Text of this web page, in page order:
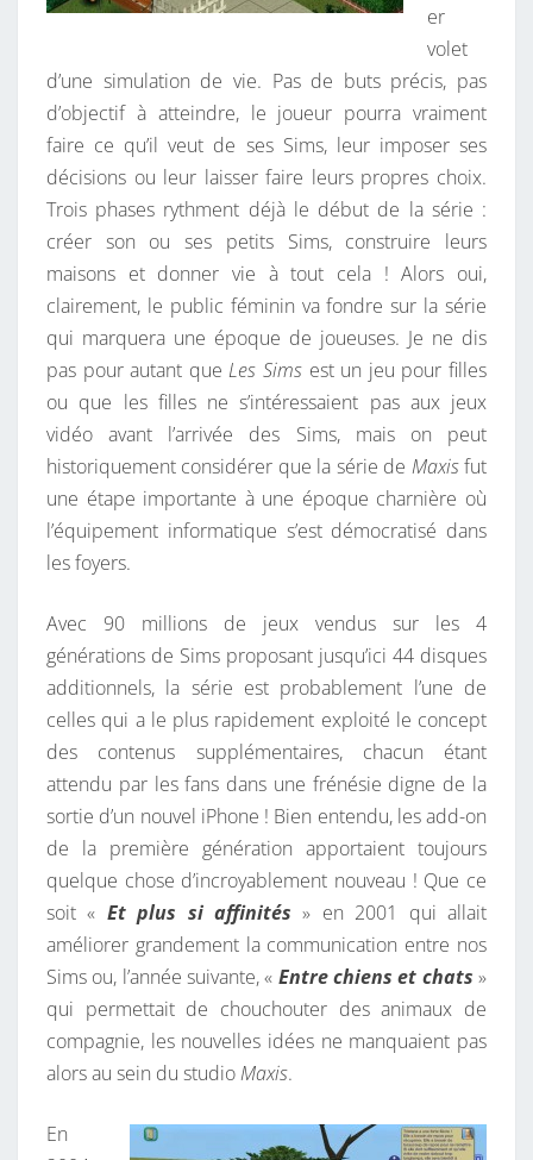
er
volet
d’une simulation de vie. Pas de buts précis, pas
d’objectif à atteindre, le joueur pourra vraiment
faire ce qu’il veut de ses Sims, leur imposer ses
décisions ou leur laisser faire leurs propres choix.
Trois phases rythment déjà le début de la série :
créer son ou ses petits Sims, construire leurs
maisons et donner vie à tout cela ! Alors oui,
clairement, le public féminin va fondre sur la série
qui marquera une époque de joueuses. Je ne dis
pas pour autant queLes Sims est un jeu pour filles
ou que les filles ne s’intéressaient pas aux jeux
vidéo avant l’arrivée des Sims, mais on peut
historiquement considérer que la série de Maxisfut
une étape importante à une époque charnière où
l’équipement informatique s’est démocratisé dans
les foyers.
Avec 90 millions de jeux vendus sur les 4
générations de Sims proposant jusqu’ici 44 disques
additionnels, la série est probablement l’une de
celles qui a le plus rapidement exploité le concept
des contenus supplémentaires, chacun étant
attendu par les fans dans une frénésie digne de la
sortie d’un nouvel iPhone ! Bien entendu, les add-on
de la première génération apportaient toujours
quelque chose d’incroyablement nouveau ! Que ce
soit « Et plus si affinités » en 2001 qui allait
améliorer grandement la communication entre nos
Sims ou, l’année suivante, « Entre chiens et chats »
qui permettait de chouchouter des animaux de
compagnie, les nouvelles idées ne manquaient pas
alors au sein du studioMaxis.
En